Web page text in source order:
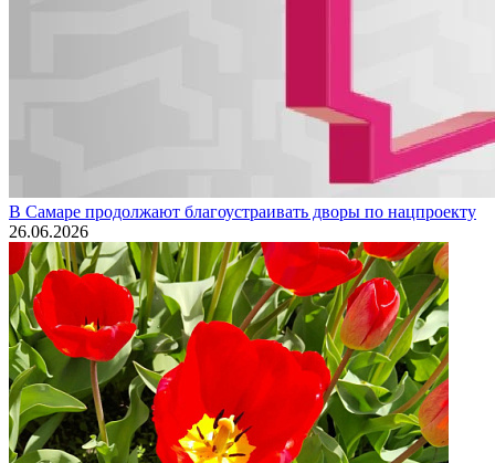
В Самаре продолжают благоустраивать дворы по нацпроекту
26.06.2026